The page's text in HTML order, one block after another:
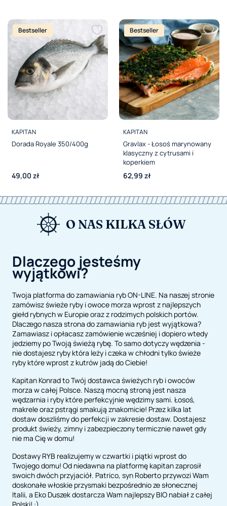
Bestseller
PRODUCENT
KAPITAN
Dorada Royale 350/400g
Cena
49,00 zł
Bestseller
PRODUCENT
KAPITAN
Gravlax - Łosoś marynowany
klasyczny z cytrusami i
koperkiem
Cena
62,99 zł
O NAS KILKA SŁÓW
Dlaczego jesteśmy
wyjątkowi?
Twoja platforma do zamawiania ryb ON-LINE. Na naszej stronie
zamówisz świeże ryby i owoce morza wprost z najlepszych
giełd rybnych w Europie oraz z rodzimych polskich portów.
Dlaczego nasza strona do zamawiania ryb jest wyjątkowa?
Zamawiasz i opłacasz zamówienie wcześniej i dopiero wtedy
jedziemy po Twoją świeżą rybę. To samo dotyczy wędzenia -
nie dostajesz ryby która leży i czeka w chłodni tylko świeże
ryby które wprost z kutrów jadą do Ciebie!
Kapitan Konrad to Twój dostawca świeżych ryb i owoców
morza w całej Polsce. Naszą mocną stroną jest nasza
wędzarnia i ryby które perfekcyjnie wędzimy sami. Łosoś,
makrele oraz pstrągi smakują znakomicie! Przez kilka lat
dostaw doszliśmy do perfekcji w zakresie dostaw. Dostajesz
produkt świeży, zimny i zabezpieczony termicznie nawet gdy
nie ma Cię w domu!
Dostawy RYB realizujemy w czwartki i piątki wprost do
Twojego domu! Od niedawna na platformę kapitan zaprosił
swoich dwóch przyjaciół. Patrico, syn Roberto przywozi Wam
doskonałe włoskie przysmaki bezpośrednio ze słonecznej
Italii, a Eko Duszek dostarcza Wam najlepszy BIO nabiał z całej